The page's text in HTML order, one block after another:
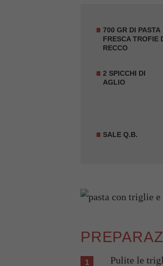
700 GR DI PASTA
FRESCA TROFIE
RECCO
2 SPICCHI DI
AGLIO
SALE Q.B.
Pulite le